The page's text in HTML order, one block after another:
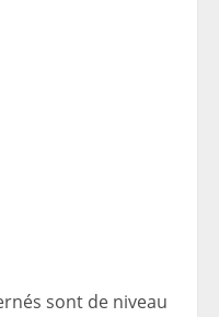
sont de niveau